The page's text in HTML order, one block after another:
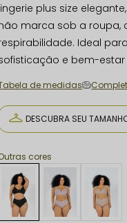
plus size
marca sob a roupa,
Ideal
e bem-estar
de medidas
DESCUBRA SEU
cores